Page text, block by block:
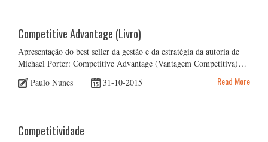
Competitive Advantage (Livro)
Apresentação do best seller da gestão e da estratégia da autoria de
Michael Porter: Competitive Advantage (Vantagem Competitiva)…
Paulo Nunes
31-10-2015 Read More
Competitividade